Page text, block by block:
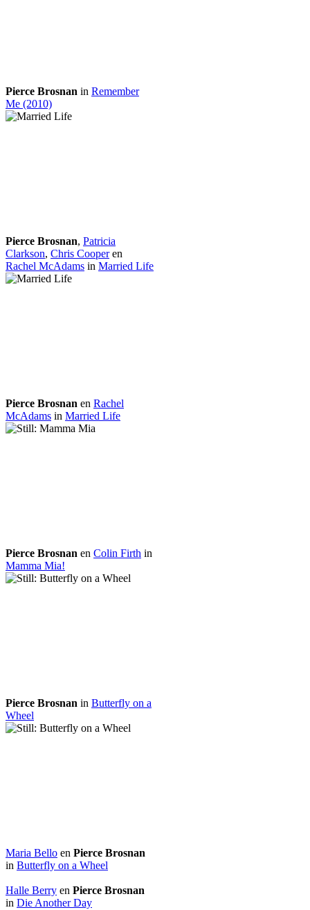
Pierce Brosnan in Remember
Me (2010)
Pierce Brosnan, Patricia
Clarkson, Chris Cooperen
Rachel McAdams in Married Life
Pierce Brosnan en Rachel
McAdams in Married Life
Pierce Brosnan en Colin Firth in
Mamma Mia!
Pierce Brosnan in Butterfly on a
Wheel
Maria Bello en Pierce Brosnan
in Butterfly on a Wheel
Halle Berry en Pierce Brosnan
in Die Another Day